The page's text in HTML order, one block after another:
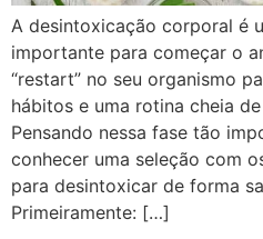
A desintoxicação corporal é
importante para começar o
“restart” no seu organismo
hábitos e uma rotina cheia
Pensando nessa fase tão
conhecer uma seleção com
para desintoxicar de forma
Primeiramente: […]